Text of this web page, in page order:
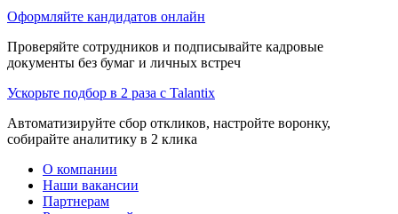
Оформляйте кандидатов онлайн
Проверяйте сотрудников и подписывайте кадровые
документы без бумаг и личных встреч
Ускорьте подбор в 2 раза с Talantix
Автоматизируйте сбор откликов, настройте воронку,
собирайте аналитику в 2 клика
О компании
Наши вакансии
Партнерам